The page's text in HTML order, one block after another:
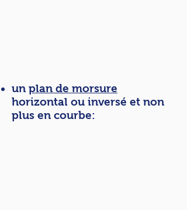
un plan de morsure
horizontal ou inversé et non
plus en courbe: